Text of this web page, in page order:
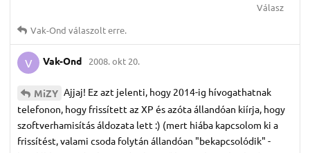
Válasz
Vak-Ond válaszolt erre.
V Vak-Ond 2008. okt 20.
MiZY Ajjaj! Ez azt jelenti, hogy 2014-ig hívogathatnak
telefonon, hogy frissített az XP és azóta állandóan kiírja, hogy
szoftverhamisítás áldozata lett :) (mert hiába kapcsolom ki a
frissítést, valami csoda folytán állandóan "bekapcsolódik" -